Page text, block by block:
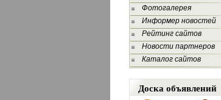
Фотогалерея
Информер новостей
Рейтинг сайтов
Новости партнеров
Каталог сайтов
Доска объявлений